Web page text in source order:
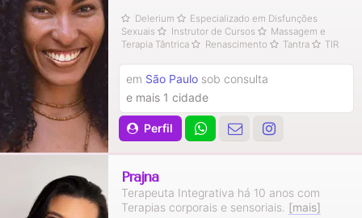
Delerium
Especializado em Disfunções
Sexuais
Instrutor de Cursos
Massagem e
Terapia Tântrica
Renascimento Tantra TIR
Perfil
em São Paulo sob consulta
e mais 1 cidade
Prajna
Terapeuta Integrativa há 10 anos com
Terapias corporais e sensoriais. [mais]